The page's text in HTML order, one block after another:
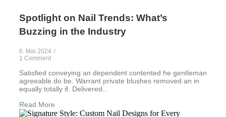
Spotlight on Nail Trends: What’s
Buzzing in the Industry
6. Mai 2024 /
1 Comment
Satisfied conveying an dependent contented he gentleman
agreeable do be. Warrant private blushes removed an in
equally totally if. Delivered...
Read More